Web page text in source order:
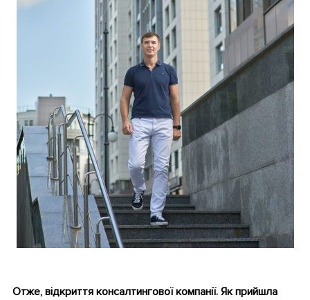
Отже, відкриття консалтингової компанії. Як прийшла